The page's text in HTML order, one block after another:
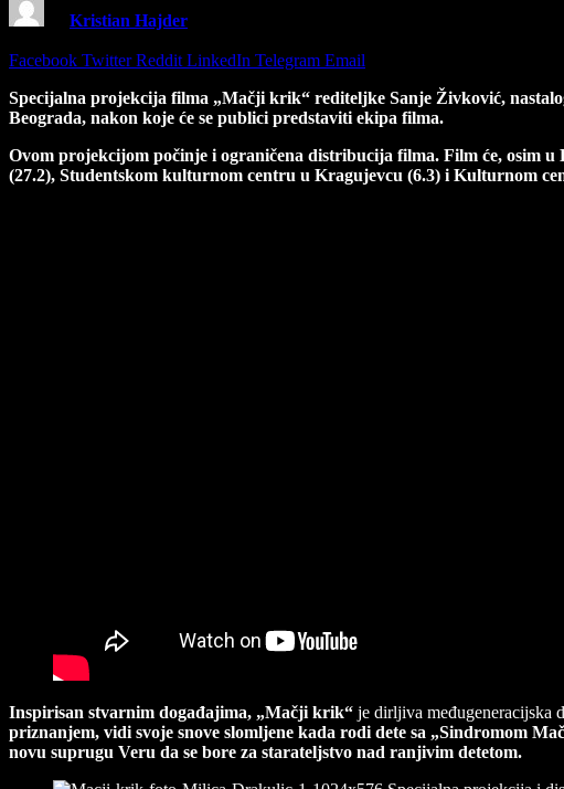
Kristian Hajder
Facebook Twitter Reddit LinkedIn Telegram Email
Specijalna projekcija filma „Mačji krik“ rediteljke Sanje Živković,
Beograda, nakon koje će se publici predstaviti ekipa filma.
Ovom projekcijom počinje i ograničena distribucija filma. Film će, osim
(27.2), Studentskom kulturnom centru u Kragujevcu (6.3) i Kulturnom
Inspirisan stvarnim događajima, „Mačji krik“ je dirljiva međugeneracijska
priznanjem, vidi svoje snove slomljene kada rodi dete sa „Sindromom
novu suprugu Veru da se bore za starateljstvo nad ranjivim detetom.